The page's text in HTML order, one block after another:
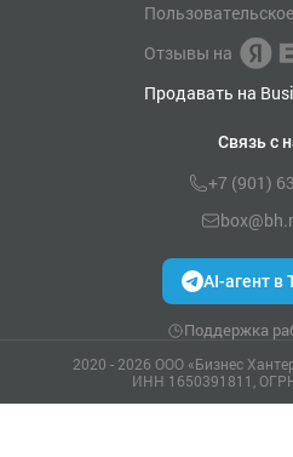
Отзывы на
Продавать на
Связь с
+7 (901)
AI-агент в
Поддержка
2020 - 2026 ООО «Бизнес
ИНН 1650391811,